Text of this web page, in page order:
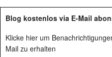
Blog kostenlos via E-Mail
Klicke hier um
Mail zu erhalten